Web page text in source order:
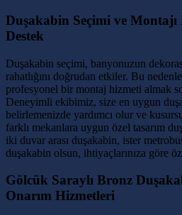
Duşakabin Seçimi ve Montajı
Destek
Duşakabin seçimi, banyonuzun
rahatlığını doğrudan etkiler. Bu
profesyonel bir montaj hizmeti almak
Deneyimli ekibimiz, size en uygun
belirlemenizde yardımcı olur ve
farklı mekanlara uygun özel tasarım
iki duvar arası duşakabin, ister
duşakabin olsun, ihtiyaçlarınıza göre
Gölcük Saraylı Bronz
Onarım Hizmetleri